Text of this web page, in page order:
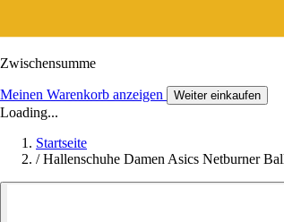
Zwischensumme
Meinen Warenkorb anzeigen Weiter einkaufen
Loading...
Startseite
/ Hallenschuhe Damen Asics Netburner